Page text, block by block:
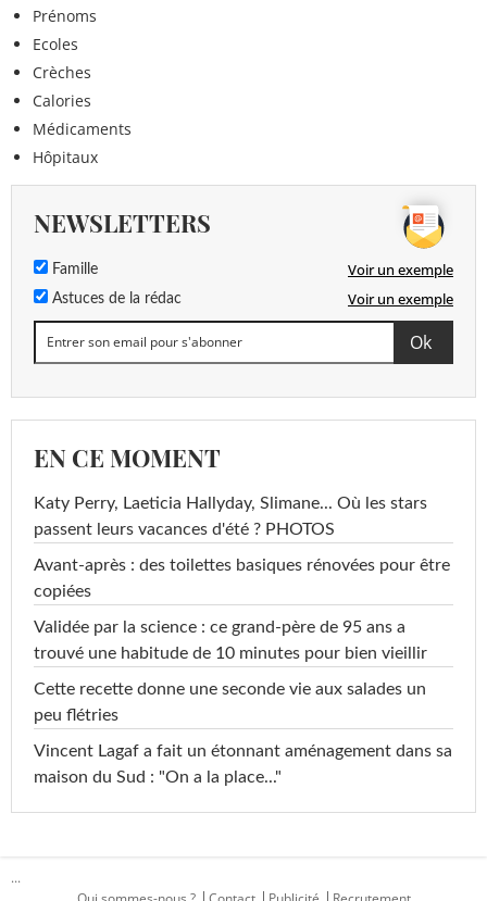
Prénoms
Ecoles
Crèches
Calories
Médicaments
Hôpitaux
NEWSLETTERS
Famille Voir un exemple
Astuces de la rédac Voir un exemple
EN CE MOMENT
Katy Perry, Laeticia Hallyday, Slimane... Où les stars
passent leurs vacances d'été ? PHOTOS
Avant-après : des toilettes basiques rénovées pour être
copiées
Validée par la science : ce grand-père de 95 ans a
trouvé une habitude de 10 minutes pour bien vieillir
Cette recette donne une seconde vie aux salades un
peu flétries
Vincent Lagaf a fait un étonnant aménagement dans sa
maison du Sud : "On a la place..."
...